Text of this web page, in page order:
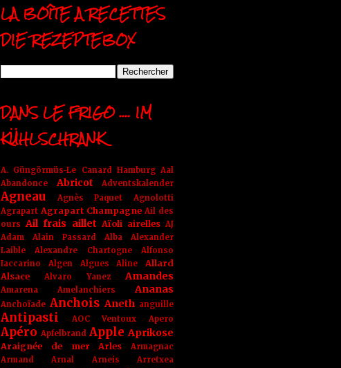
LA BOÎTE A RECETTES
DIE REZEPTEBOX
DANS LE FRIGO .... IM
KÜHLSCHRANK
A. Güngörmüs-Le Canard Hamburg Aal
Abandonce
Abricot Adventskalender
Agneau Agnès Paquet
Agnolotti
Agrapart Agrapart Champagne Ail des
ours Ail frais aillet Aïoli airelles AJ
Adam
Alain Passard Alba
Alexander
Laible
Alexandre Chartogne
Alfonso
Iaccarino
Algen Algues Aline
Allard
Alsace
Alvaro Yanez Amandes
Amarena Amelanchiers Ananas
Anchoïade Anchois Aneth anguille
Antipasti AOC Ventoux Apero
Apéro Apfelbrand Apple Aprikose
Araignée de mer Arles
Armagnac
Armand Arnal
Arneis Arretxea